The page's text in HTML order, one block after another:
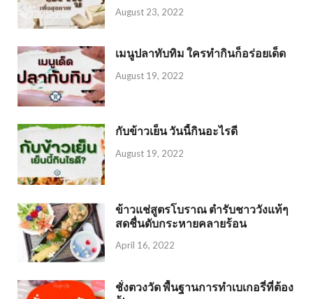
August 23, 2022
เมนูปลาทับทิม ใครทำกินก็อร่อยเด็ด
August 19, 2022
กับข้าวเย็น วันนี้กินอะไรดี
August 19, 2022
ข้าวแช่สูตรโบราณ ตำรับชาววังแท้ๆ
สดชื่นดับกระหายคลายร้อน
April 16, 2022
ชั่งตวงวัด พื้นฐานการทำเบเกอรี่ที่ต้อง